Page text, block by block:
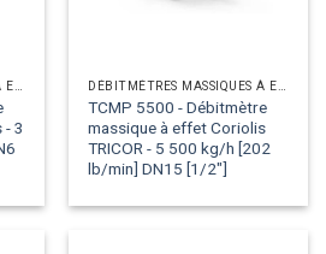
3
TCMP 5500 - Débitmètre
massique à effet Coriolis
TRICOR - 5 500 kg/h [202
lb/min] DN15 [1/2"]